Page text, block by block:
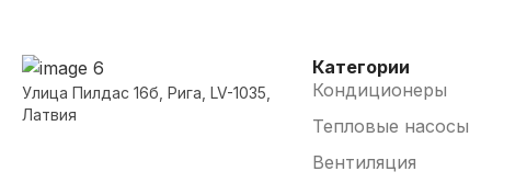
Улица Пилдас 16б, Рига, LV-1035,
Латвия
Категории
Кондиционеры
Тепловые насосы
Вентиляция